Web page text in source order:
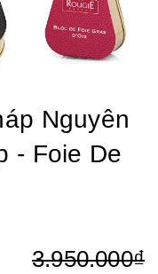
Nguyên
- Foie De
3.950.000₫